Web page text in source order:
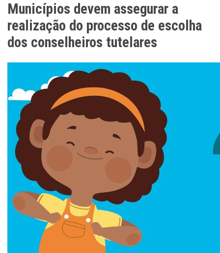
Municípios devem assegurar a
realização do processo de escolha
dos conselheiros tutelares